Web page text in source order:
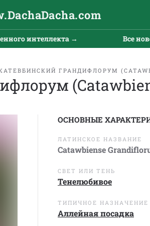
интеллекта → Все новости
ГРАНДИФЛОРУМ
ОСНОВНЫЕ
ЛАТИНСКОЕ НАЗВАНИЕ
Catawbiense
СВЕТ ИЛИ ТЕНЬ
Тенелюбивое
ТИПИЧНОЕ НАЗНАЧЕНИЕ
Аллейная посадка